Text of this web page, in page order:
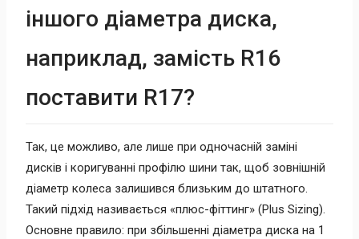
іншого діаметра диска,
наприклад, замість R16
поставити R17?
Так, це можливо, але лише при одночасній заміні
дисків і коригуванні профілю шини так, щоб зовнішній
діаметр колеса залишився близьким до штатного.
Такий підхід називається «плюс-фіттинг» (Plus Sizing).
Основне правило: при збільшенні діаметра диска на 1